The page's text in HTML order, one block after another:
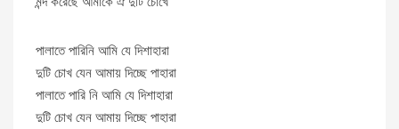
পালাতে পারিনি আমি যে দিশাহারা
দুটি চোখ যেন আমায় দিচ্ছে পাহারা
পালাতে পারি নি আমি যে দিশাহারা
দুটি চোখ যেন আমায় দিচ্ছে পাহারা